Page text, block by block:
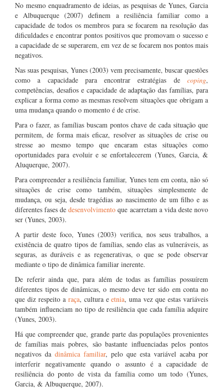
No mesmo enquadramento de ideias, as pesquisas de Yunes, Garcia
e Albuquerque (2007) definem a resiliência familiar como a
capacidade de todos os membros para se focarem na resolução das
dificuldades e encontrar pontos positivos que promovam o sucesso e
a capacidade de se superarem, em vez de se focarem nos pontos mais
negativos.
Nas suas pesquisas, Yunes (2003) vem precisamente, buscar questões
como a capacidade para encontrar estratégias de coping,
competências, desafios e capacidade de adaptação das famílias, para
explicar a forma como as mesmas resolvem situações que obrigam a
uma mudança quando o momento é de crise.
Para o fazer, as famílias buscam pontos chave de cada situação que
permitem, de forma mais eficaz, resolver as situações de crise ou
stresse ao mesmo tempo que encaram estas situações como
oportunidades para evoluir e se enfortalecerem (Yunes, Garcia, &
Aluquerque, 2007).
Para compreender a resiliência familiar, Yunes tem em conta, não só
situações de crise como também, situações simplesmente de
mudança, ou seja, desde tragédias ao nascimento de um filho e as
diferentes fases dedesenvolvimento que acarretam a vida deste novo
ser (Yunes, 2003).
A partir deste foco, Yunes (2003) verifica, nos seus trabalhos, a
existência de quatro tipos de famílias, sendo elas as vulneráveis, as
seguras, as duráveis e as regenerativas, o que se pode observar
mediante o tipo de dinâmica familiar inerente.
De referir ainda que, para além de todas as famílias possuírem
diferentes tipos de dinâmicas, o mesmo deve ter sido em conta no
que diz respeito a raça, cultura eetnia, uma vez que estas variáveis
também influenciam no tipo de resiliência que cada família adquire
(Yunes, 2003).
Há que compreender que, grande parte das populações provenientes
de famílias mais pobres, são bastante influenciadas pelos pontos
negativos da dinâmica familiar, pelo que esta variável acaba por
interferir negativamente quando o assunto é a capacidade de
resiliência do ponto de vista da família como um todo (Yunes,
Garcia, & Albuquerque, 2007).